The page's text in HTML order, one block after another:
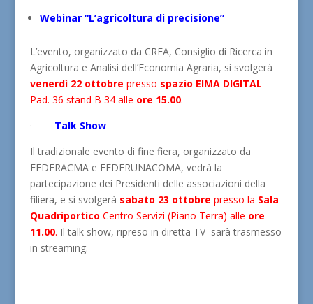
Webinar “L’agricoltura di precisione”
L’evento, organizzato da CREA, Consiglio di Ricerca in
Agricoltura e Analisi dell’Economia Agraria, si svolgerà
venerdì 22 ottobre presso spazio EIMA DIGITAL
Pad. 36 stand B 34 alle ore 15.00.
· Talk Show
Il tradizionale evento di fine fiera, organizzato da
FEDERACMA e FEDERUNACOMA, vedrà la
partecipazione dei Presidenti delle associazioni della
filiera, e si svolgerà sabato 23 ottobre presso la Sala
Quadriportico Centro Servizi (Piano Terra) alle ore
11.00. Il talk show, ripreso in diretta TV sarà trasmesso
in streaming.